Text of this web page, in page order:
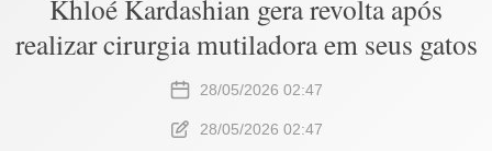
Khloé Kardashian gera revolta após
realizar cirurgia mutiladora em seus gatos
28/05/2026 02:47
28/05/2026 02:47